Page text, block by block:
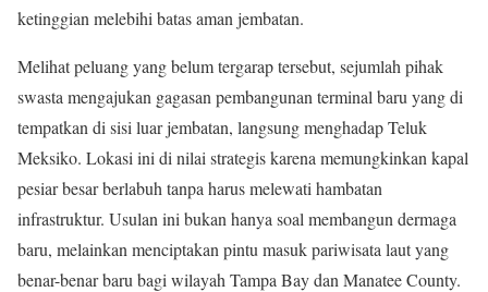
ketinggian melebihi batas aman jembatan.
Melihat peluang yang belum tergarap tersebut, sejumlah pihak
swasta mengajukan gagasan pembangunan terminal baru yang di
tempatkan di sisi luar jembatan, langsung menghadap Teluk
Meksiko. Lokasi ini di nilai strategis karena memungkinkan kapal
pesiar besar berlabuh tanpa harus melewati hambatan
infrastruktur. Usulan ini bukan hanya soal membangun dermaga
baru, melainkan menciptakan pintu masuk pariwisata laut yang
benar-benar baru bagi wilayah Tampa Bay dan Manatee County.